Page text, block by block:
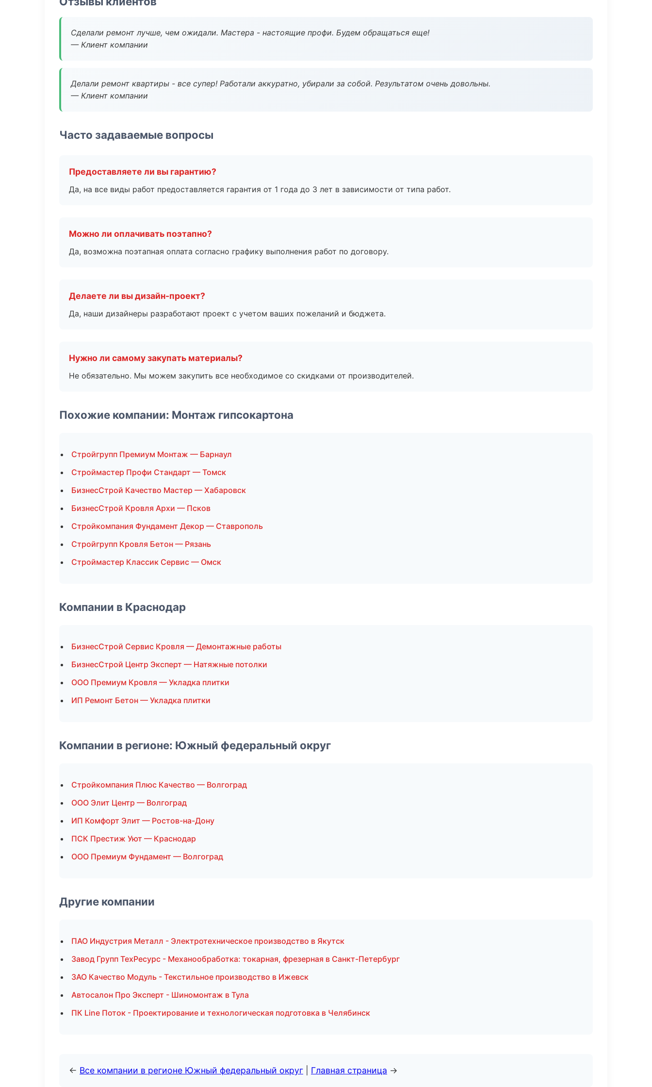
Сделали ремонт лучше, чем ожидали. Мастера - настоящие профи. Будем обращаться еще!
— Клиент компании
Делали ремонт квартиры - все супер! Работали аккуратно, убирали за собой. Результатом очень довольны.
— Клиент компании
Часто задаваемые вопросы
Предоставляете ли вы гарантию?
Да, на все виды работ предоставляется гарантия от 1 года до 3 лет в зависимости от типа работ.
Можно ли оплачивать поэтапно?
Да, возможна поэтапная оплата согласно графику выполнения работ по договору.
Делаете ли вы дизайн-проект?
Да, наши дизайнеры разработают проект с учетом ваших пожеланий и бюджета.
Нужно ли самому закупать материалы?
Не обязательно. Мы можем закупить все необходимое со скидками от производителей.
Похожие компании: Монтаж гипсокартона
Стройгрупп Премиум Монтаж — Барнаул
Строймастер Профи Стандарт — Томск
БизнесСтрой Качество Мастер — Хабаровск
БизнесСтрой Кровля Архи — Псков
Стройкомпания Фундамент Декор — Ставрополь
Стройгрупп Кровля Бетон — Рязань
Строймастер Классик Сервис — Омск
Компании в Краснодар
БизнесСтрой Сервис Кровля — Демонтажные работы
БизнесСтрой Центр Эксперт — Натяжные потолки
ООО Премиум Кровля — Укладка плитки
ИП Ремонт Бетон — Укладка плитки
Компании в регионе: Южный федеральный округ
Стройкомпания Плюс Качество — Волгоград
ООО Элит Центр — Волгоград
ИП Комфорт Элит — Ростов-на-Дону
ПСК Престиж Уют — Краснодар
ООО Премиум Фундамент — Волгоград
Другие компании
ПАО Индустрия Металл - Электротехническое производство в Якутск
Завод Групп ТехРесурс - Механообработка: токарная, фрезерная в Санкт-Петербург
ЗАО Качество Модуль - Текстильное производство в Ижевск
Автосалон Про Эксперт - Шиномонтаж в Тула
ПК Line Поток - Проектирование и технологическая подготовка в Челябинск
← Все компании в регионе Южный федеральный округ Главная страница →